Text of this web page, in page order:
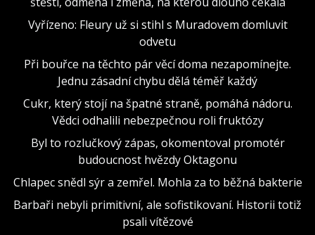
Vyřízeno: Fleury už si stihl s Muradovem domluvit
odvetu
Při bouřce na těchto pár věcí doma nezapomínejte.
Jednu zásadní chybu dělá téměř každý
Cukr, který stojí na špatné straně, pomáhá nádoru.
Vědci odhalili nebezpečnou roli fruktózy
Byl to rozlučkový zápas, okomentoval promotér
budoucnost hvězdy Oktagonu
Chlapec snědl sýr a zemřel. Mohla za to běžná bakterie
Barbaři nebyli primitivní, ale sofistikovaní. Historii totiž
psali vítězové